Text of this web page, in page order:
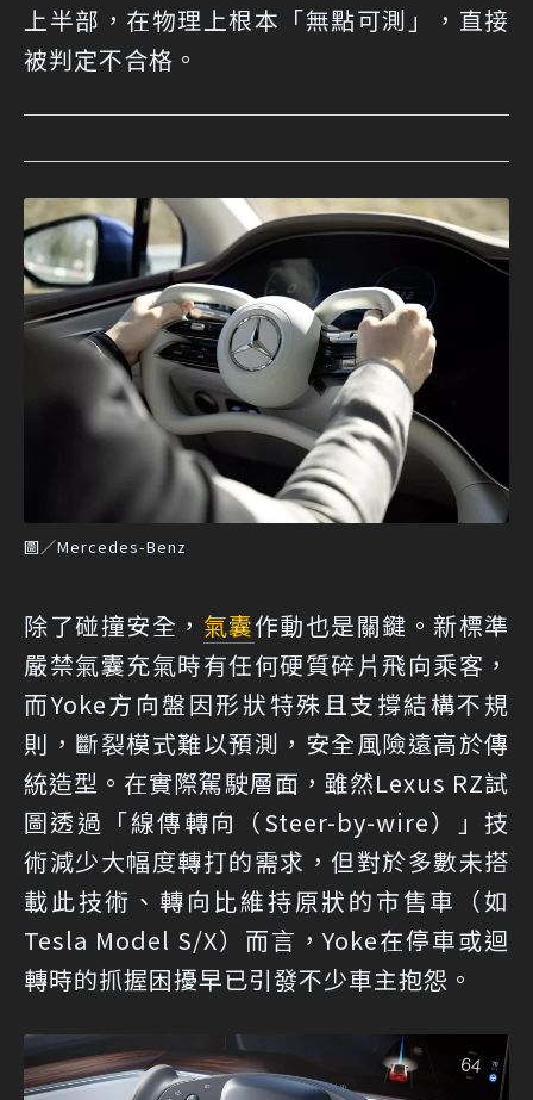
上半部，在物理上根本「無點可測」，直接
被判定不合格。
圖／Mercedes-Benz
除了碰撞安全， 氣囊作動也是關鍵。新標準
嚴禁氣囊充氣時有任何硬質碎片飛向乘客，
而Yoke方向盤因形狀特殊且支撐結構不規
則，斷裂模式難以預測，安全風險遠高於傳
統造型。在實際駕駛層面，雖然Lexus RZ試
圖透過「線傳轉向（Steer-by-wire）」技
術減少大幅度轉打的需求，但對於多數未搭
載此技術、轉向比維持原狀的市售車（如
Tesla Model S/X）而言，Yoke在停車或迴
轉時的抓握困擾早已引發不少車主抱怨。